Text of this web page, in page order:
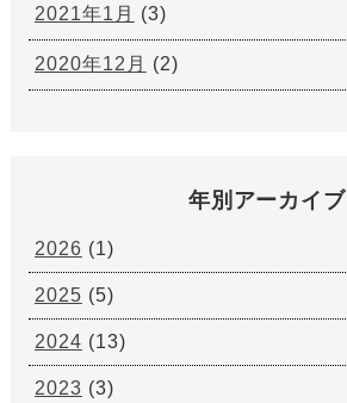
2021年1月 (3)
2020年12月 (2)
年別アーカイブ
2026 (1)
2025 (5)
2024 (13)
2023 (3)